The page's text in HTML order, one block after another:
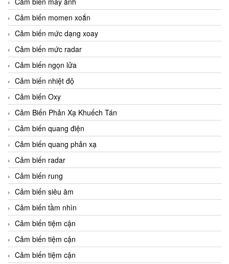
Cảm biến momen xoắn
Cảm biến mức dạng xoay
Cảm biến mức radar
Cảm biến ngọn lửa
Cảm biến nhiệt độ
Cảm biến Oxy
Cảm Biến Phản Xạ Khuếch Tán
Cảm biến quang điện
Cảm biến quang phản xạ
Cảm biến radar
Cảm biến rung
Cảm biến siêu âm
Cảm biến tầm nhìn
Cảm biến tiệm cận
Cảm biến tiệm cận
Cảm biến tiệm cận